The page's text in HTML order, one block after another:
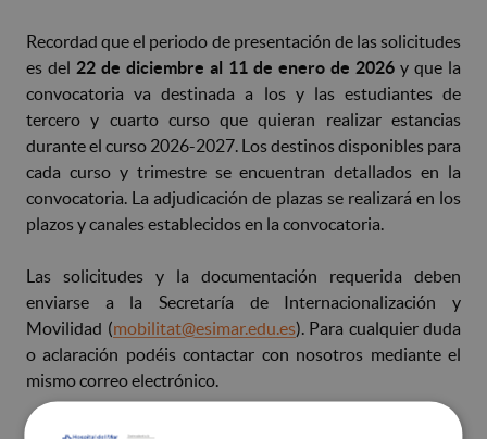
Recordad que el periodo de presentación de las solicitudes
es del 22 de diciembre al 11 de enero de 2026 y que la
convocatoria va destinada a los y las estudiantes de
tercero y cuarto curso que quieran realizar estancias
durante el curso 2026-2027. Los destinos disponibles para
cada curso y trimestre se encuentran detallados en la
convocatoria. La adjudicación de plazas se realizará en los
plazos y canales establecidos en la convocatoria.
Las solicitudes y la documentación requerida deben
enviarse a la Secretaría de Internacionalización y
Movilidad (mobilitat@esimar.edu.es). Para cualquier duda
o aclaración podéis contactar con nosotros mediante el
mismo correo electrónico.
Departamento de Internacionalización y Programas de